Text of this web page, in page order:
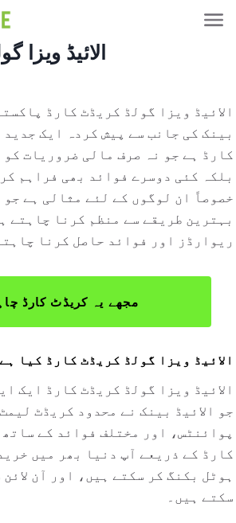
الائیڈ ویزا
الائیڈ ویزا گولڈ کریڈٹ کارڈ
بینک کی جانب سے پیش کردہ ایک
کارڈ ہے جو نہ صرف مالی ضروریات
بلکہ کئی دوسرے فوائد بھی فراہم
خصوصاً ان لوگوں کے لئے مثالی ہے
بہترین طریقے سے منظم کرنا چاہتے
ریوارڈز اور فوائد حاصل کرنا
مجھے یہ کریڈٹ کارڈ
الائیڈ ویزا گولڈ کریڈٹ کارڈ کیا
الائیڈ ویزا گولڈ کریڈٹ کارڈ ایک
جو الائیڈ بینک نے محدود کریڈٹ
پوائنٹس، اور مختلف فوائد کے
کارڈ کے ذریعے آپ دنیا بھر میں
ہوٹل بکنگ کر سکتے ہیں، اور آن
سکتے ہیں۔